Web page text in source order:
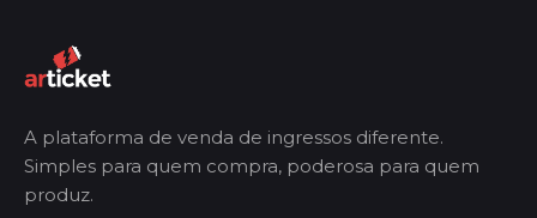
A plataforma de venda de ingressos diferente.
Simples para quem compra, poderosa para quem
produz.